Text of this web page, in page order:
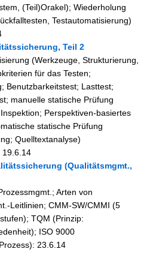
(Teil)Orakel); Wiederholung
Testautomatisierung)
Teil 2
(Werkzeuge, Strukturierung,
für das Testen;
Benutzbarkeitstest; Lasttest;
manuelle statische Prüfung
Perspektiven-basiertes
statische Prüfung
Quelltextanalyse)
19.6.14
(Qualitätsmgmt.,
Arten von
Leitlinien; CMM-SW/CMMI (5
TQM (Prinzip:
ISO 9000
23.6.14